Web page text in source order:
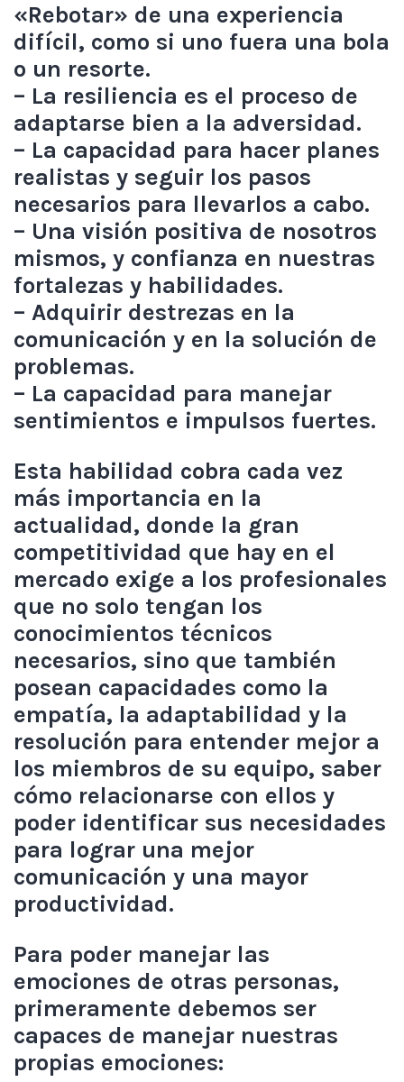
«Rebotar» de una experiencia
difícil, como si uno fuera una bola
o un resorte.
– La resiliencia es el proceso de
adaptarse bien a la adversidad.
– La capacidad para hacer planes
realistas y seguir los pasos
necesarios para llevarlos a cabo.
– Una visión positiva de nosotros
mismos, y confianza en nuestras
fortalezas y habilidades.
– Adquirir destrezas en la
comunicación y en la solución de
problemas.
– La capacidad para manejar
sentimientos e impulsos fuertes.
Esta habilidad cobra cada vez
más importancia en la
actualidad, donde la gran
competitividad que hay en el
mercado exige a los profesionales
que no solo tengan los
conocimientos técnicos
necesarios, sino que también
posean capacidades como la
empatía, la adaptabilidad y la
resolución para entender mejor a
los miembros de su equipo, saber
cómo relacionarse con ellos y
poder identificar sus necesidades
para lograr una mejor
comunicación y una mayor
productividad.
Para poder manejar las
emociones de otras personas,
primeramente debemos ser
capaces de manejar nuestras
propias emociones: